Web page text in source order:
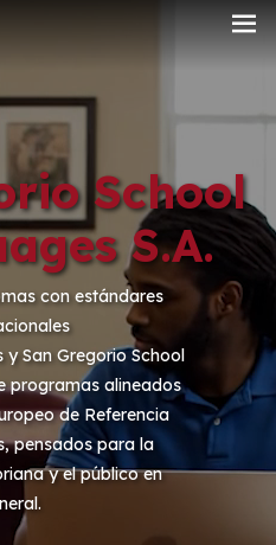
School
S.A.
con estándares
San Gregorio School
programas alineados
de Referencia
pensados para la
y el público en